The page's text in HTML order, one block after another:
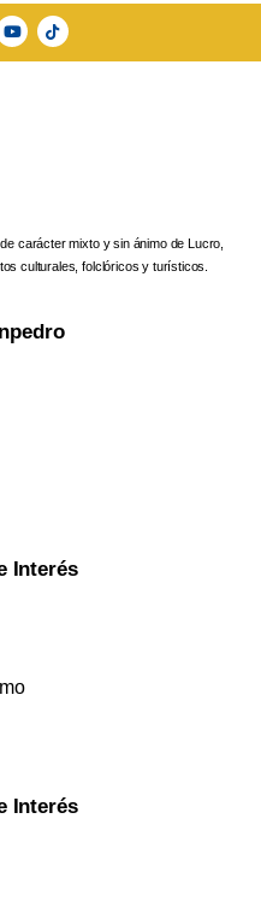
carácter mixto y sin ánimo de Lucro,
culturales, folclóricos y turísticos.
Interés
Interés